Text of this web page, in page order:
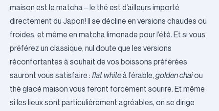
maison est le matcha – le thé est d’ailleurs importé
directement du Japon! Il se décline en versions chaudes ou
froides, et même en matcha limonade pour l’été. Et si vous
préférez un classique, nul doute que les versions
réconfortantes à souhait de vos boissons préférées
sauront vous satisfaire : flat whiteà l’érable, golden chaiou
thé glacé maison vous feront forcément sourire. Et même
si les lieux sont particulièrement agréables, on se dirige